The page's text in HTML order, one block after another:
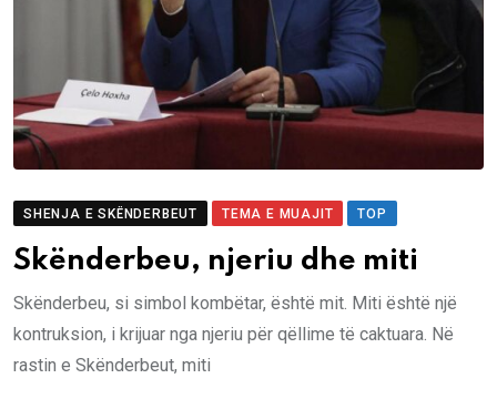
SHENJA E SKËNDERBEUT TEMA E MUAJIT TOP
Skënderbeu, njeriu dhe miti
Skënderbeu, si simbol kombëtar, është mit. Miti është një
kontruksion, i krijuar nga njeriu për qëllime të caktuara. Në
rastin e Skënderbeut, miti